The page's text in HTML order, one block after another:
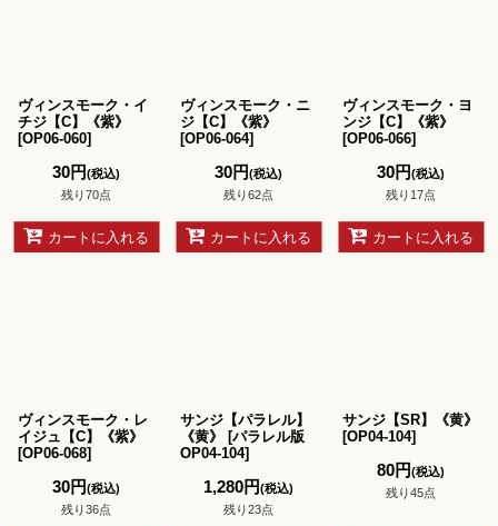
ヴィンスモーク・イ
チジ【C】《紫》
[OP06-060]
30円(税込)
残り70点
カートに入れる
ヴィンスモーク・ニ
ジ【C】《紫》
[OP06-064]
30円(税込)
残り62点
カートに入れる
ヴィンスモーク・ヨ
ンジ【C】《紫》
[OP06-066]
30円(税込)
残り17点
カートに入れる
ヴィンスモーク・レ
イジュ【C】《紫》
[OP06-068]
30円(税込)
残り36点
サンジ【パラレル】
《黄》
[パラレル版
OP04-104]
1,280円(税込)
残り23点
サンジ【SR】《黄》
[OP04-104]
80円(税込)
残り45点